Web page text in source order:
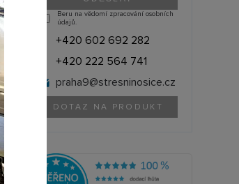
Beru na vědomí zpracování osobních
údajů.
+420 602 692 282
+420 222 564 741
praha9@stresninosice.cz
DOTAZ NA PRODUKT